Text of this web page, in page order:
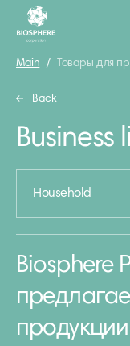
Main / Товары для
Back
Business
Household
Biosphere